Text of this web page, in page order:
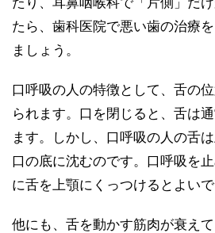
たら、歯科医院で悪い歯の治療
ましょう。
口呼吸の人の特徴として、舌の
られます。口を閉じると、舌は
ます。しかし、口呼吸の人の舌
口の底に沈むのです。口呼吸を
に舌を上顎にくっつけるとよいで
他にも、舌を動かす筋肉が衰え